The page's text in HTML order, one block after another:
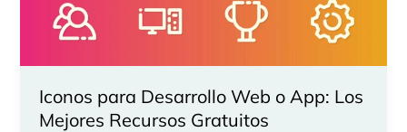
Iconos para Desarrollo Web o App: Los
Mejores Recursos Gratuitos